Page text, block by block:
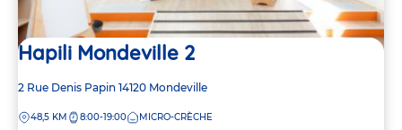
Hapili Mondeville 2
Adresse
la
2 Rue Denis Papin 14120 Mondeville
DISTANCE
48,5 KM 8:00-19:00 MICRO-CRÈCHE